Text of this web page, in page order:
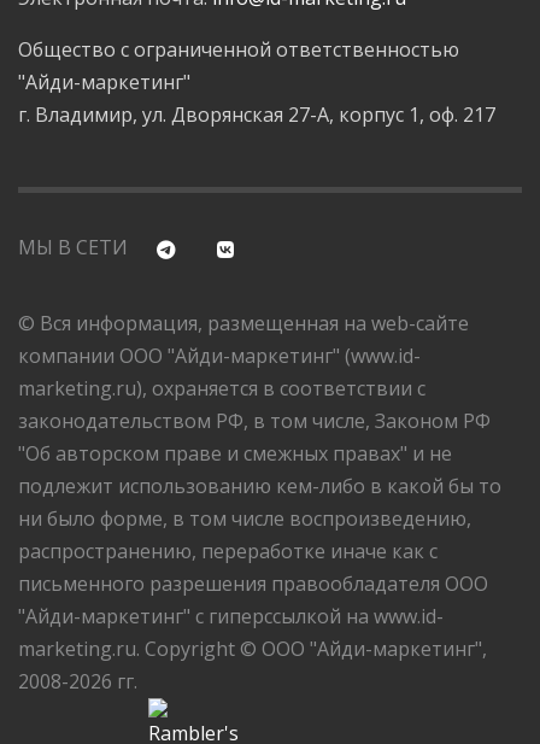
Общество с ограниченной ответственностью
"Айди-маркетинг"
г. Владимир, ул. Дворянская 27-А, корпус 1, оф. 217
МЫ В СЕТИ
© Вся информация, размещенная на web-сайте
компании ООО "Айди-маркетинг" (www.id-
marketing.ru), охраняется в соответствии с
законодательством РФ, в том числе, Законом РФ
"Об авторском праве и смежных правах" и не
подлежит использованию кем-либо в какой бы то
ни было форме, в том числе воспроизведению,
распространению, переработке иначе как с
письменного разрешения правообладателя ООО
"Айди-маркетинг" с гиперссылкой на www.id-
marketing.ru. Copyright © ООО "Айди-маркетинг",
2008-2026 гг.